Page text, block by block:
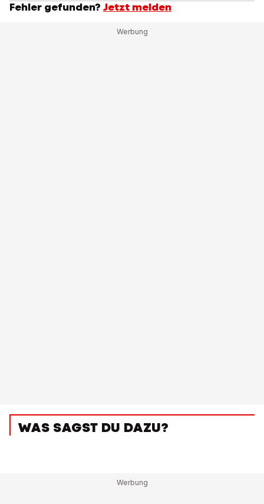
Fehler gefunden? Jetzt melden
WAS SAGST DU DAZU?